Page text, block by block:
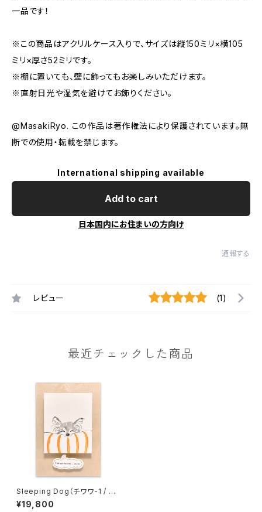
一品です！
※この商品はアクリルケース入りで、サイズは縦150ミリ×横105
ミリ×厚さ52ミリです。
※棚に置いても、壁に飾ってもお楽しみいただけます。
※直射日光や湿気を避けてお飾りください。
@MasakiRyo. この作品は著作権法により保護されています。無
断での使用・転載を禁じます。
International shipping available
Add to cart
日本国内にお住まいの方向け
通報する
レビュー (1)
最近チェックした商品
Sleeping Dog（チワワ-1 / 生
成り地）
¥19,800